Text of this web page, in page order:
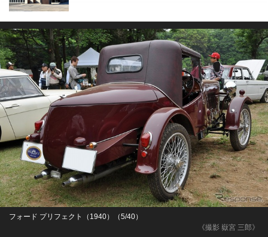
《撮影 嶽宮 三郎》
フォード プリフェクト（1940）（5/40）